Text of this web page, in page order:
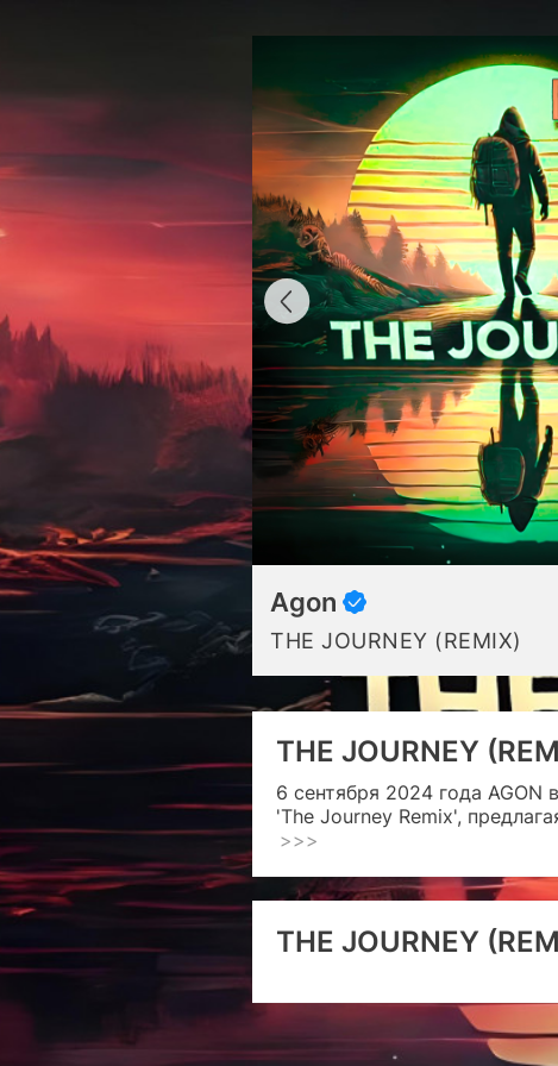
Agon
THE JOURNEY (REMIX)
THE JOURNEY
6 сентября 2024 года AGON
'The Journey Remix',
>>>
THE JOURNEY